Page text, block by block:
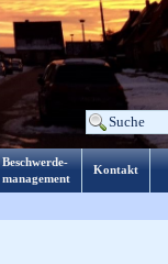
Beschwerde-
management
Kontakt